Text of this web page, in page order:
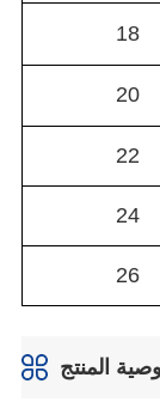
المنتج